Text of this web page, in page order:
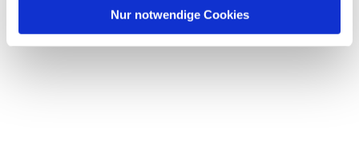
Nur notwendige Cookies